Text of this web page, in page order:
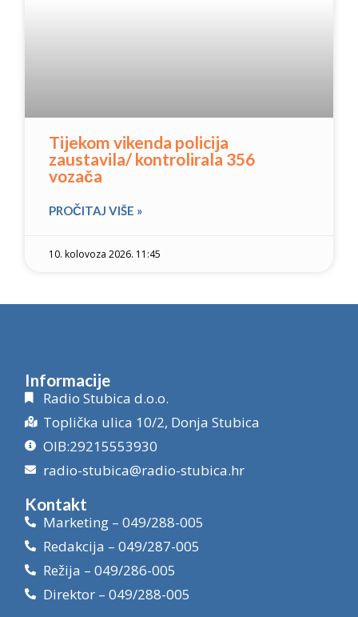
Tijekom vikenda policija
zaustavila/ kontrolirala 356
vozača
PROČITAJ VIŠE »
10. kolovoza 2026. 11:45
Informacije
Radio Stubica d.o.o.
Toplička ulica 10/2, Donja Stubica
OIB:29215553930
radio-stubica@radio-stubica.hr
Kontakt
Marketing – 049/288-005
Redakcija – 049/287-005
Režija – 049/286-005
Direktor – 049/288-005